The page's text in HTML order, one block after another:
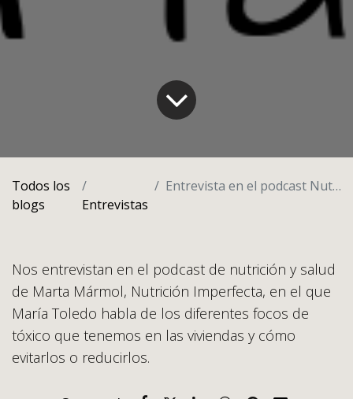
Todos los
blogs
Entrevistas
Entrevista en el podcast Nutrición Imperfecta
Nos entrevistan en el podcast de nutrición y salud
de Marta Mármol, Nutrición Imperfecta, en el que
María Toledo habla de los diferentes focos de
tóxico que tenemos en las viviendas y cómo
evitarlos o reducirlos.